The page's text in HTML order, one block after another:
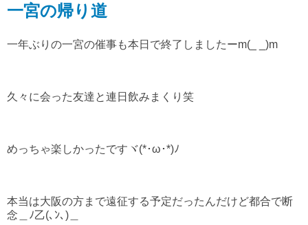
一宮の帰り道
一年ぶりの一宮の催事も本日で終了しましたーm(_ _)m
久々に会った友達と連日飲みまくり笑
めっちゃ楽しかったですヾ(*･ω･*)ﾉ
本当は大阪の方まで遠征する予定だったんだけど都合で断
念＿ﾉ乙(､ﾝ､)＿